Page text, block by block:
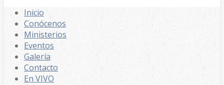
Inicio
Conócenos
Ministerios
Eventos
Galería
Contacto
En VIVO